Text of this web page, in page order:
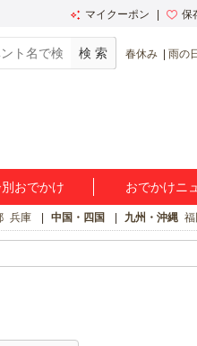
マイクーポン 保
春休み 雨の
おでかけ おでかけニ
兵庫 中国・四国 九州・沖縄 福